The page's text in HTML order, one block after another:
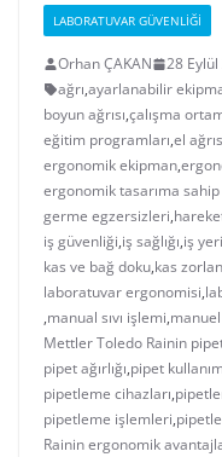
LABORATUVAR GÜVENLIĞI
Orhan ÇAKAN 28
ağrı,ayarlanabilir
boyun ağrısı,çalışma
eğitim programları,el
ergonomik ekipman,
ergonomik tasarıma
germe egzersizleri,
iş güvenliği,iş sağlığı,iş
kas ve bağ doku,kas
laboratuvar ergonomisi,
,manual sıvı işlemi,
Mettler Toledo Rainin
pipet ağırlığı,pipet
pipetleme cihazları,
pipetleme işlemleri,
Rainin ergonomik